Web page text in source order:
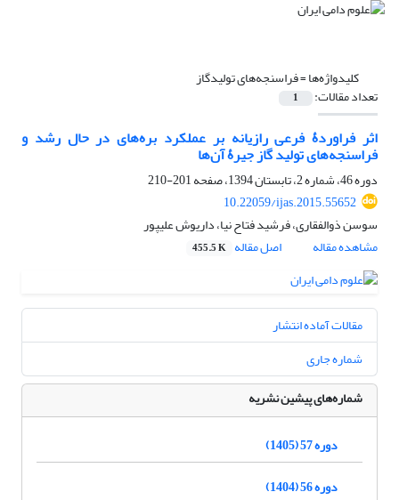
کلیدواژه‌ها =فراسنجه‌های تولیدگاز
تعداد مقالات: 1
اثر فراوردۀ فرعی رازیانه بر عملکرد بره‌های در حال رشد و
فراسنجه‌های تولید گاز جیرۀ آن‌ها
دوره 46، شماره 2، تابستان 1394، صفحه
201-210
10.22059/ijas.2015.55652
سوسن ذوالفقاری، فرشید فتاح نیا، داریوش علیپور
مشاهده مقاله
اصل مقاله 455.5 K
مقالات آماده انتشار
شماره جاری
شماره‌های پیشین نشریه
دوره 57 (1405)
دوره 56 (1404)